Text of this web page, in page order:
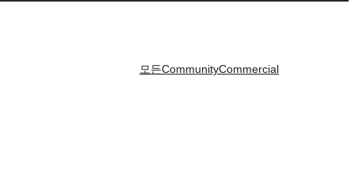
모든CommunityCommercial